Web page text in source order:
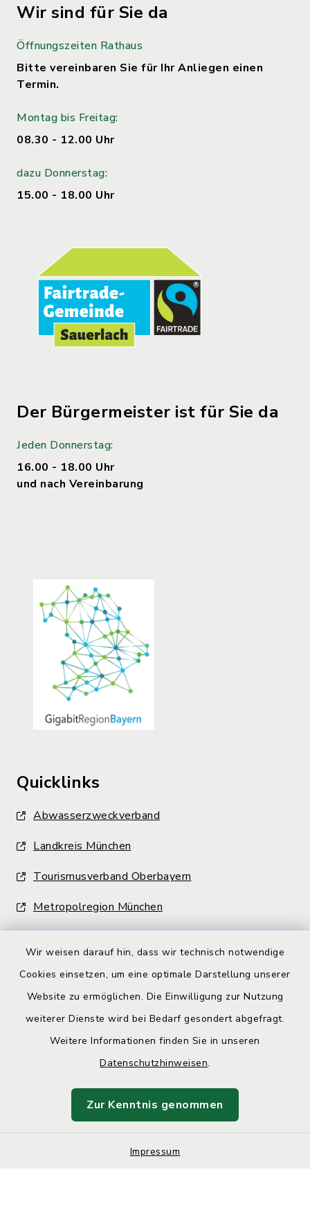
Wir weisen darauf hin, dass wir technisch notwendige
Cookies einsetzen, um eine optimale Darstellung unserer
Website zu ermöglichen. Die Einwilligung zur Nutzung
weiterer Dienste wird bei Bedarf gesondert abgefragt.
Weitere Informationen finden Sie in unseren
Datenschutzhinweisen.
Zur Kenntnis genommen
Impressum
Wir sind für Sie da
Öffnungszeiten Rathaus
Bitte vereinbaren Sie für Ihr Anliegen einen
Termin.
Montag bis Freitag:
08.30 - 12.00 Uhr
dazu Donnerstag:
15.00 - 18.00 Uhr
Der Bürgermeister ist für Sie da
Jeden Donnerstag:
16.00 - 18.00 Uhr
und nach Vereinbarung
Quicklinks
Abwasserzweckverband
Landkreis München
Tourismusverband Oberbayern
Metropolregion München
Barrierefreiheit
Impressum
Sitemap